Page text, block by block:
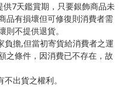
供7天鑑賞期，只要銀飾商品未
品有損壞但可修復則消費者需
則不提供退貨。
負擔,但當初寄貨給消費者之運
之條件，因消費已不存在，故
出貨之權利。